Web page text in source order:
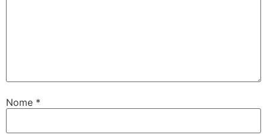
Nome *